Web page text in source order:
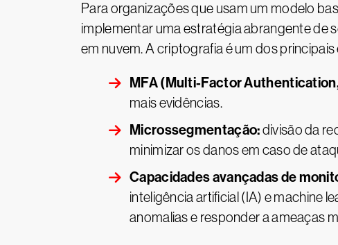
Para organizações que usam um modelo
implementar uma estratégia abrangente de
em nuvem. A criptografia é um dos
MFA (Multi-Factor
mais evidências.
Microssegmentação:divisão da
minimizar os danos em caso de
Capacidades avançadas de
inteligência artificial (IA) e machine
anomalias e responder a ameaças